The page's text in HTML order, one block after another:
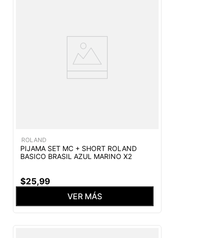
ROLAND
PIJAMA SET MC + SHORT ROLAND
BASICO BRASIL AZUL MARINO X2
$25,99
VER MÁS